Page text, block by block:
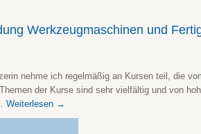
Werkzeugmaschinen und
nehme ich regelmäßig an Kursen teil, die
der Kurse sind sehr vielfältig und von
Weiterlesen →